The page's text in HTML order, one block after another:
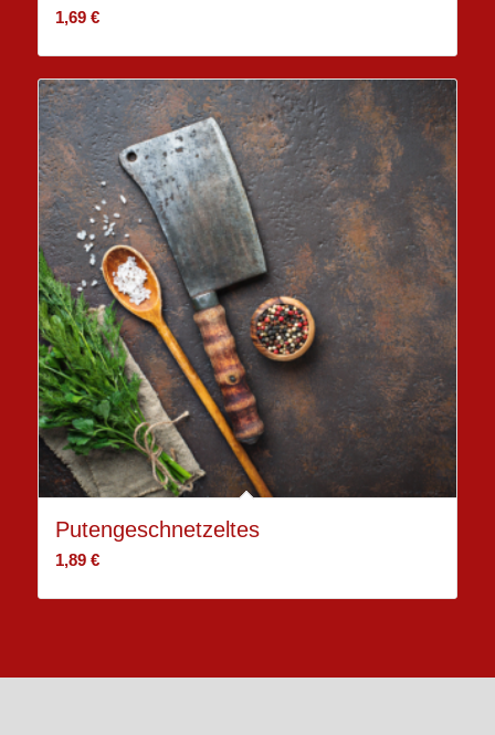
1,69 €
Putengeschnetzeltes
1,89 €